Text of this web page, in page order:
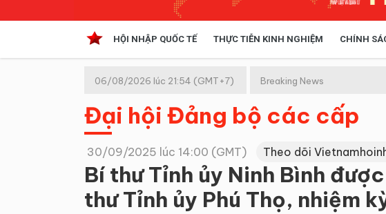
HỘI NHẬP QUỐC TẾ THỰC TIỄN KINH NGHIỆM CHÍNH
Kinh tế hội nhập
Doanh nghiệp
06/08/2026 lúc 21:54 (GMT+7) Breaking News
Đại hội Đảng bộ các cấp
30/09/2025 lúc 14:00 (GMT) Theo dõi
Bí thư Tỉnh ủy Ninh Bình
thư Tỉnh ủy Phú Thọ, nhiệm